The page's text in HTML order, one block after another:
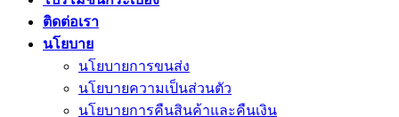
ติดต่อเรา
นโยบาย
นโยบายการขนส่ง
นโยบายความเป็นส่วนตัว
นโยบายการคืนสินค้าและคืนเงิน